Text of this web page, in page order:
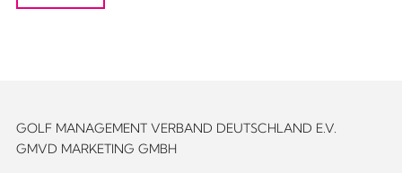
GOLF MANAGEMENT VERBAND DEUTSCHLAND E.V.
GMVD MARKETING GMBH